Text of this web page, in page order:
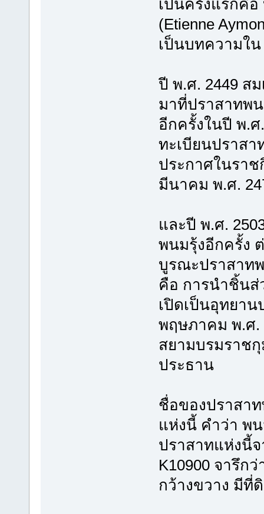
เป็นครั้งแรกคือ
(Etienne
เป็นบทความใน
ปี พ.ศ. 2449 ส
มาที่ปราสาทพ
อีกครั้งในปี พ.
ทะเบียนปราส
ประกาศในราช
มีนาคม พ.ศ.
และปี พ.ศ.
พนมรุ้งอีกครั้ง
บูรณะปราสาท
คือ การนำชิ้นส่
เปิดเป็นอุทยา
พฤษภาคม พ.ศ.
สยามบรมราชกุ
ประธาน
ชื่อของปราสา
แห่งนี้ คำว่า พ
ปราสาทแห่งนี้
K10900 จารึก
กว้างขวาง มีที่